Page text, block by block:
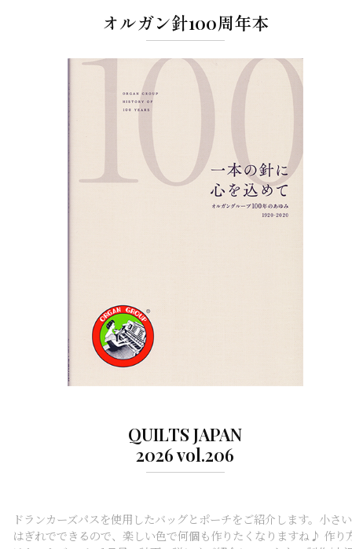
オルガン針100周年本
QUILTS JAPAN
2026 vol.206
ドランカーズパスを使用したバッグとポーチをご紹介します。小さい
はぎれでできるので、楽しい色で何個も作りたくなりますね♪ 作り